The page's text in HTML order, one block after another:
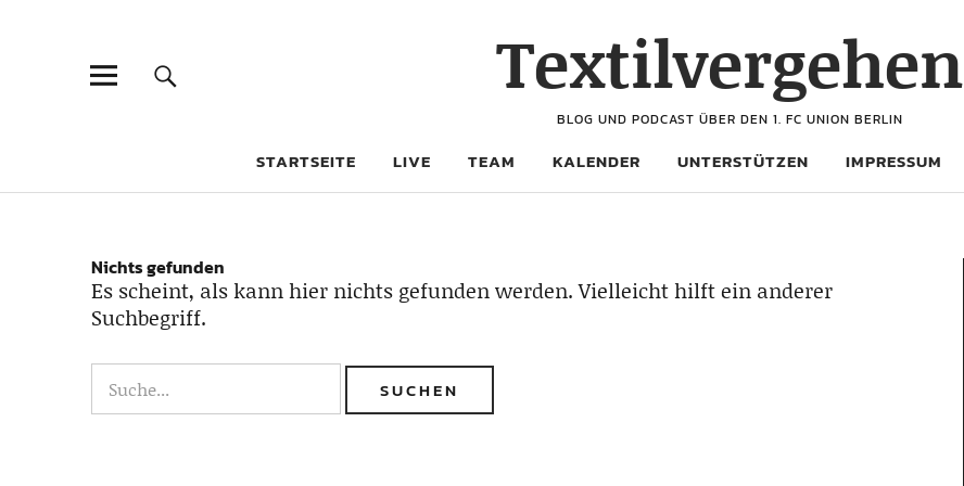
Textilvergehen
BLOG UND PODCAST ÜBER DEN 1. FC UNION BERLIN
STARTSEITE LIVE TEAM KALENDER UNTERSTÜTZEN IMPRESSUM
Nichts gefunden
Es scheint, als kann hier nichts gefunden werden. Vielleicht hilft ein anderer
Suchbegriff.